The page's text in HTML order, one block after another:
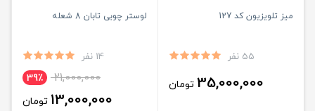
میز تلویزیون کد 127
55 نفر
35,000,000 تومان
لوستر چوبی تابان 8 شعله
14 نفر
21,000,000 39٪
13,000,000 تومان